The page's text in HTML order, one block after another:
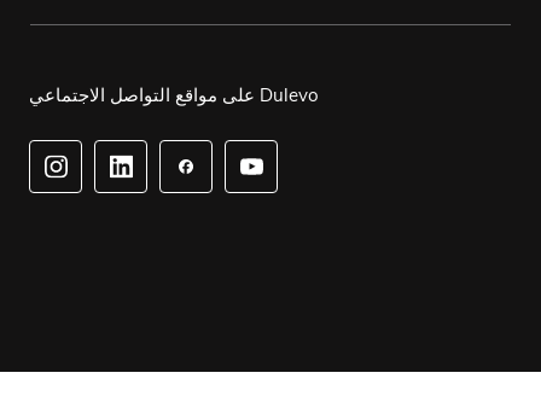
Dulevo على مواقع التواصل الاجتماعي